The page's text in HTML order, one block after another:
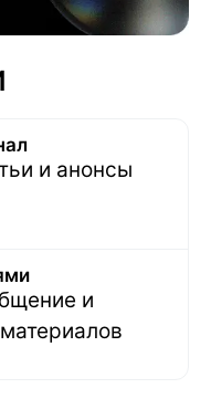
и анонсы
и